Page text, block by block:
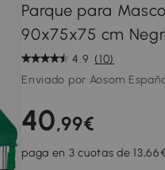
Parque para
90x75x75 cm
4.9 (10)
Enviado por Aosom
40,99€
paga en 3 cuotas de